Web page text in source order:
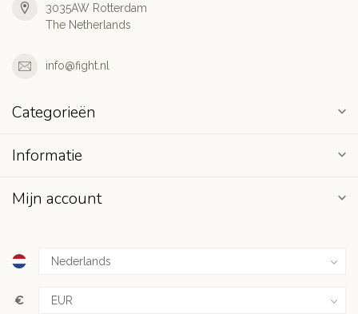
3035AW Rotterdam
The Netherlands
info@fight.nl
Categorieën
Informatie
Mijn account
€